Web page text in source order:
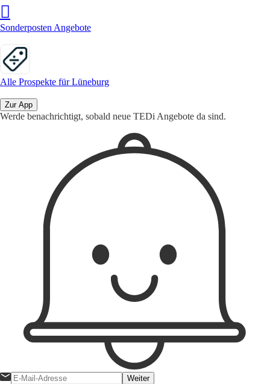
Sonderposten Angebote
Alle Prospekte für Lüneburg
Zur App
Werde benachrichtigt, sobald neue TEDi Angebote da sind.
Weiter